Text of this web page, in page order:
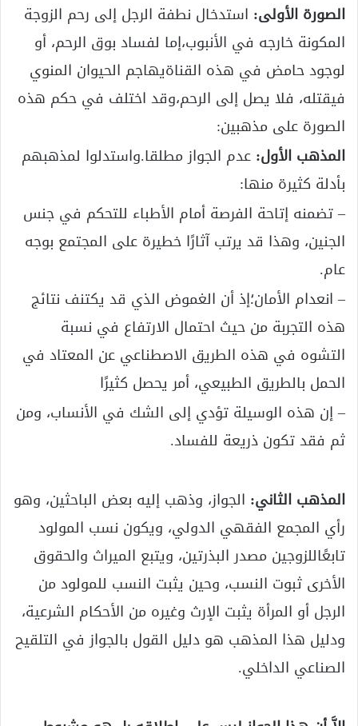
الصورة الأولى: استدخال نطفة الرجل إلى رحم الزوجة
المكونة خارجه في الأنبوب،إما لفساد بوق الرحم، أو
لوجود حامض في هذه القناةيهاجم الحيوان المنوي
فيقتله، فلا يصل إلى الرحم،وقد اختلف في حكم هذه
الصورة على مذهبين:
المذهب الأول: عدم الجواز مطلقا.واستدلوا لمذهبهم
بأدلة كثيرة منها:
– تضمنه إتاحة الفرصة أمام الأطباء للتحكم في جنس
الجنين، وهذا قد يرتب آثارًا خطيرة على المجتمع بوجه
عام.
– انعدام الأمان؛إذ أن الغموض الذي قد يكتنف نتائج
هذه التجربة من حيث احتمال الارتفاع في نسبة
التشوه في هذه الطريق الاصطناعي عن المعتاد في
الحمل بالطريق الطبيعي، أمر يحصل كثيرًا
– إن هذه الوسيلة تؤدي إلى الشك في الأنساب، ومن
ثم فقد تكون ذريعة للفساد.
المذهب الثاني: الجواز، وذهب إليه بعض الباحثين، وهو
رأي المجمع الفقهي الدولي، ويكون نسب المولود
تابعًاللزوجين مصدر البذرتين، ويتبع الميراث والحقوق
الأخرى ثبوت النسب، وحين يثبت النسب للمولود من
الرجل أو المرأة يثبت الإرث وغيره من الأحكام الشرعية،
ودليل هذا المذهب هو دليل القول بالجواز في التلقيح
الصناعي الداخلي.